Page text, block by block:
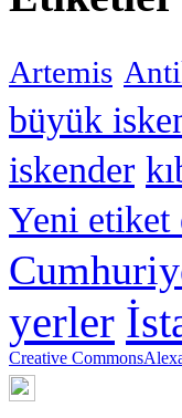
Artemis
büyük
iskender
Yeni etiket
yerler
Creative Commons